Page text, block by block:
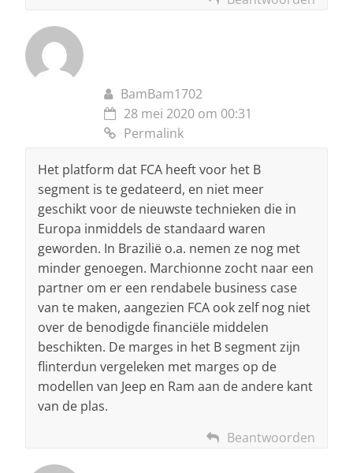
BamBam1702
28 mei 2020 om 00:31
Permalink
Het platform dat FCA heeft voor het B
segment is te gedateerd, en niet meer
geschikt voor de nieuwste technieken die in
Europa inmiddels de standaard waren
geworden. In Brazilië o.a. nemen ze nog met
minder genoegen. Marchionne zocht naar een
partner om er een rendabele business case
van te maken, aangezien FCA ook zelf nog niet
over de benodigde financiële middelen
beschikten. De marges in het B segment zijn
flinterdun vergeleken met marges op de
modellen van Jeep en Ram aan de andere kant
van de plas.
Beantwoorden